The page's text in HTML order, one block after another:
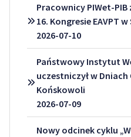
Pracownicy PIWet-
16. Kongresie EAVPT
2026-07-10
Państwowy Instytut
uczestniczył w
Końskowoli
2026-07-09
Nowy odcinek cyklu